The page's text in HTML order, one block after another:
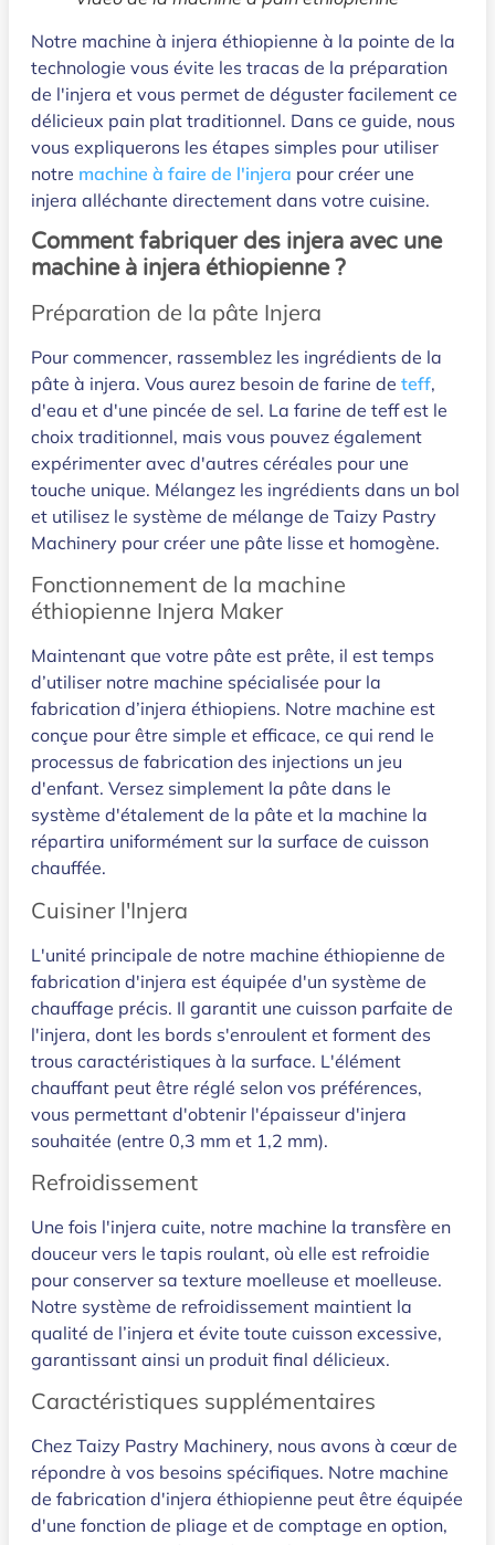
Notre machine à injera éthiopienne à la pointe de la
technologie vous évite les tracas de la préparation
de l'injera et vous permet de déguster facilement ce
délicieux pain plat traditionnel. Dans ce guide, nous
vous expliquerons les étapes simples pour utiliser
notre machine à faire de l'injera pour créer une
injera alléchante directement dans votre cuisine.
Comment fabriquer des injera avec une
machine à injera éthiopienne ?
Préparation de la pâte Injera
Pour commencer, rassemblez les ingrédients de la
pâte à injera. Vous aurez besoin de farine de teff,
d'eau et d'une pincée de sel. La farine de teff est le
choix traditionnel, mais vous pouvez également
expérimenter avec d'autres céréales pour une
touche unique. Mélangez les ingrédients dans un bol
et utilisez le système de mélange de Taizy Pastry
Machinery pour créer une pâte lisse et homogène.
Fonctionnement de la machine
éthiopienne Injera Maker
Maintenant que votre pâte est prête, il est temps
d’utiliser notre machine spécialisée pour la
fabrication d’injera éthiopiens. Notre machine est
conçue pour être simple et efficace, ce qui rend le
processus de fabrication des injections un jeu
d'enfant. Versez simplement la pâte dans le
système d'étalement de la pâte et la machine la
répartira uniformément sur la surface de cuisson
chauffée.
Cuisiner l'Injera
L'unité principale de notre machine éthiopienne de
fabrication d'injera est équipée d'un système de
chauffage précis. Il garantit une cuisson parfaite de
l'injera, dont les bords s'enroulent et forment des
trous caractéristiques à la surface. L'élément
chauffant peut être réglé selon vos préférences,
vous permettant d'obtenir l'épaisseur d'injera
souhaitée (entre 0,3 mm et 1,2 mm).
Refroidissement
Une fois l'injera cuite, notre machine la transfère en
douceur vers le tapis roulant, où elle est refroidie
pour conserver sa texture moelleuse et moelleuse.
Notre système de refroidissement maintient la
qualité de l’injera et évite toute cuisson excessive,
garantissant ainsi un produit final délicieux.
Caractéristiques supplémentaires
Chez Taizy Pastry Machinery, nous avons à cœur de
répondre à vos besoins spécifiques. Notre machine
de fabrication d'injera éthiopienne peut être équipée
d'une fonction de pliage et de comptage en option,